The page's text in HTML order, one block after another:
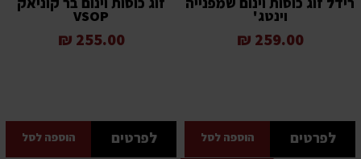
וינטג'
259.00 ₪
לפרטים הוספה לסל
VSOP
255.00 ₪
לפרטים הוספה לסל